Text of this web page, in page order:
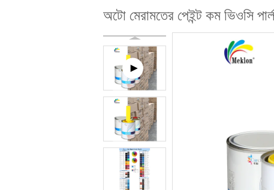
অটো মেরামতের পেইন্ট কম ভিওসি